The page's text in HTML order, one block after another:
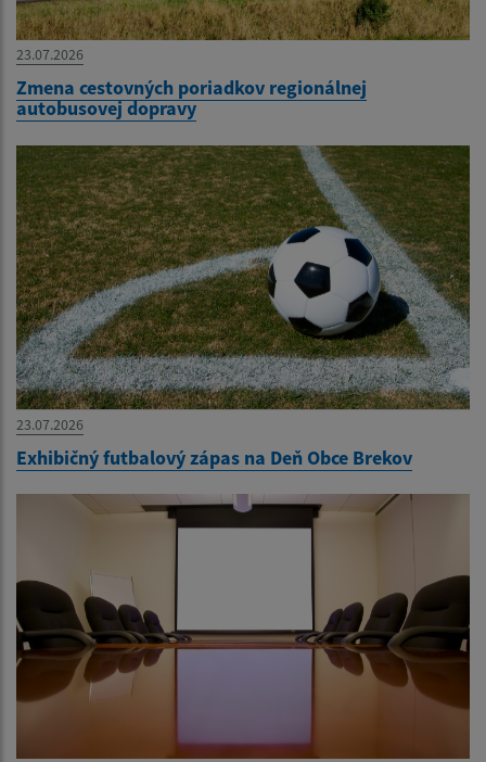
23.07.2026
Zmena cestovných poriadkov regionálnej
autobusovej dopravy
23.07.2026
Exhibičný futbalový zápas na Deň Obce Brekov